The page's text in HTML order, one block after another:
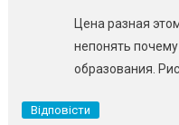
Цена разная
непонять
образования.
Відповісти